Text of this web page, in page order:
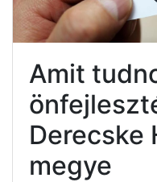
Amit
Derecske
megye